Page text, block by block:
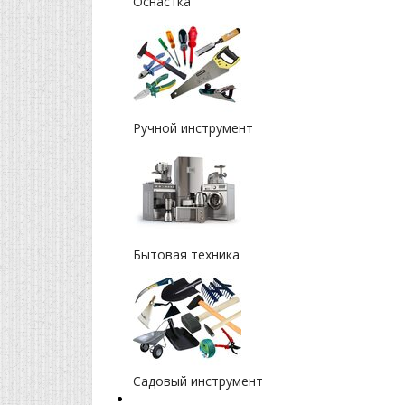
Ручной инструмент
Бытовая техника
Садовый инструмент